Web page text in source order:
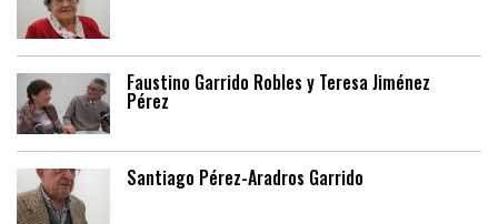
Faustino Garrido Robles y Teresa Jiménez
Pérez
Santiago Pérez-Aradros Garrido